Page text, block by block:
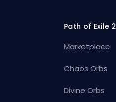
Path of Exile 2
Marketplace
Chaos Orbs
Divine Orbs